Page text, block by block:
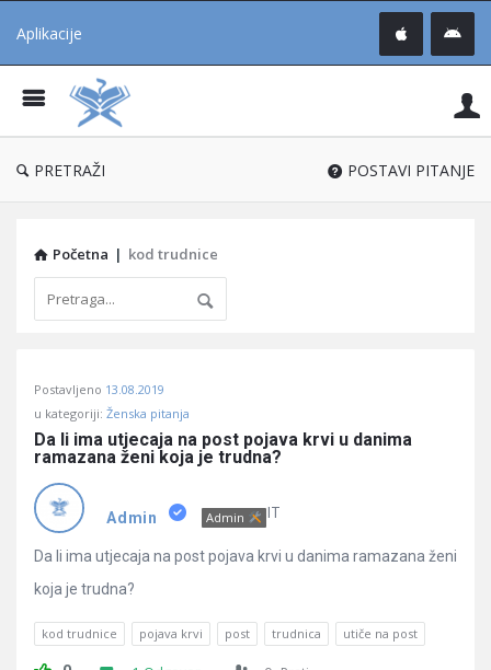
Aplikacije
®
PRETRAŽI POSTAVI PITANJE
Početna | kod trudnice
Učene
Latest
Pitanja
Postavljeno 13.08.2019
u kategoriji: Ženska pitanja
Da li ima utjecaja na post pojava krvi u danima
ramazana ženi koja je trudna?
Admin Admin IT
Da li ima utjecaja na post pojava krvi u danima ramazana ženi
koja je trudna?
kod trudnice pojava krvi post trudnica utiče na post